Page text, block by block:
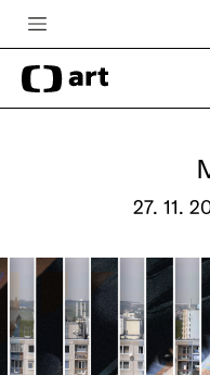
Česká televize
Zpravodajství
Pro děti
edu
Vše o ČT
27. 11.